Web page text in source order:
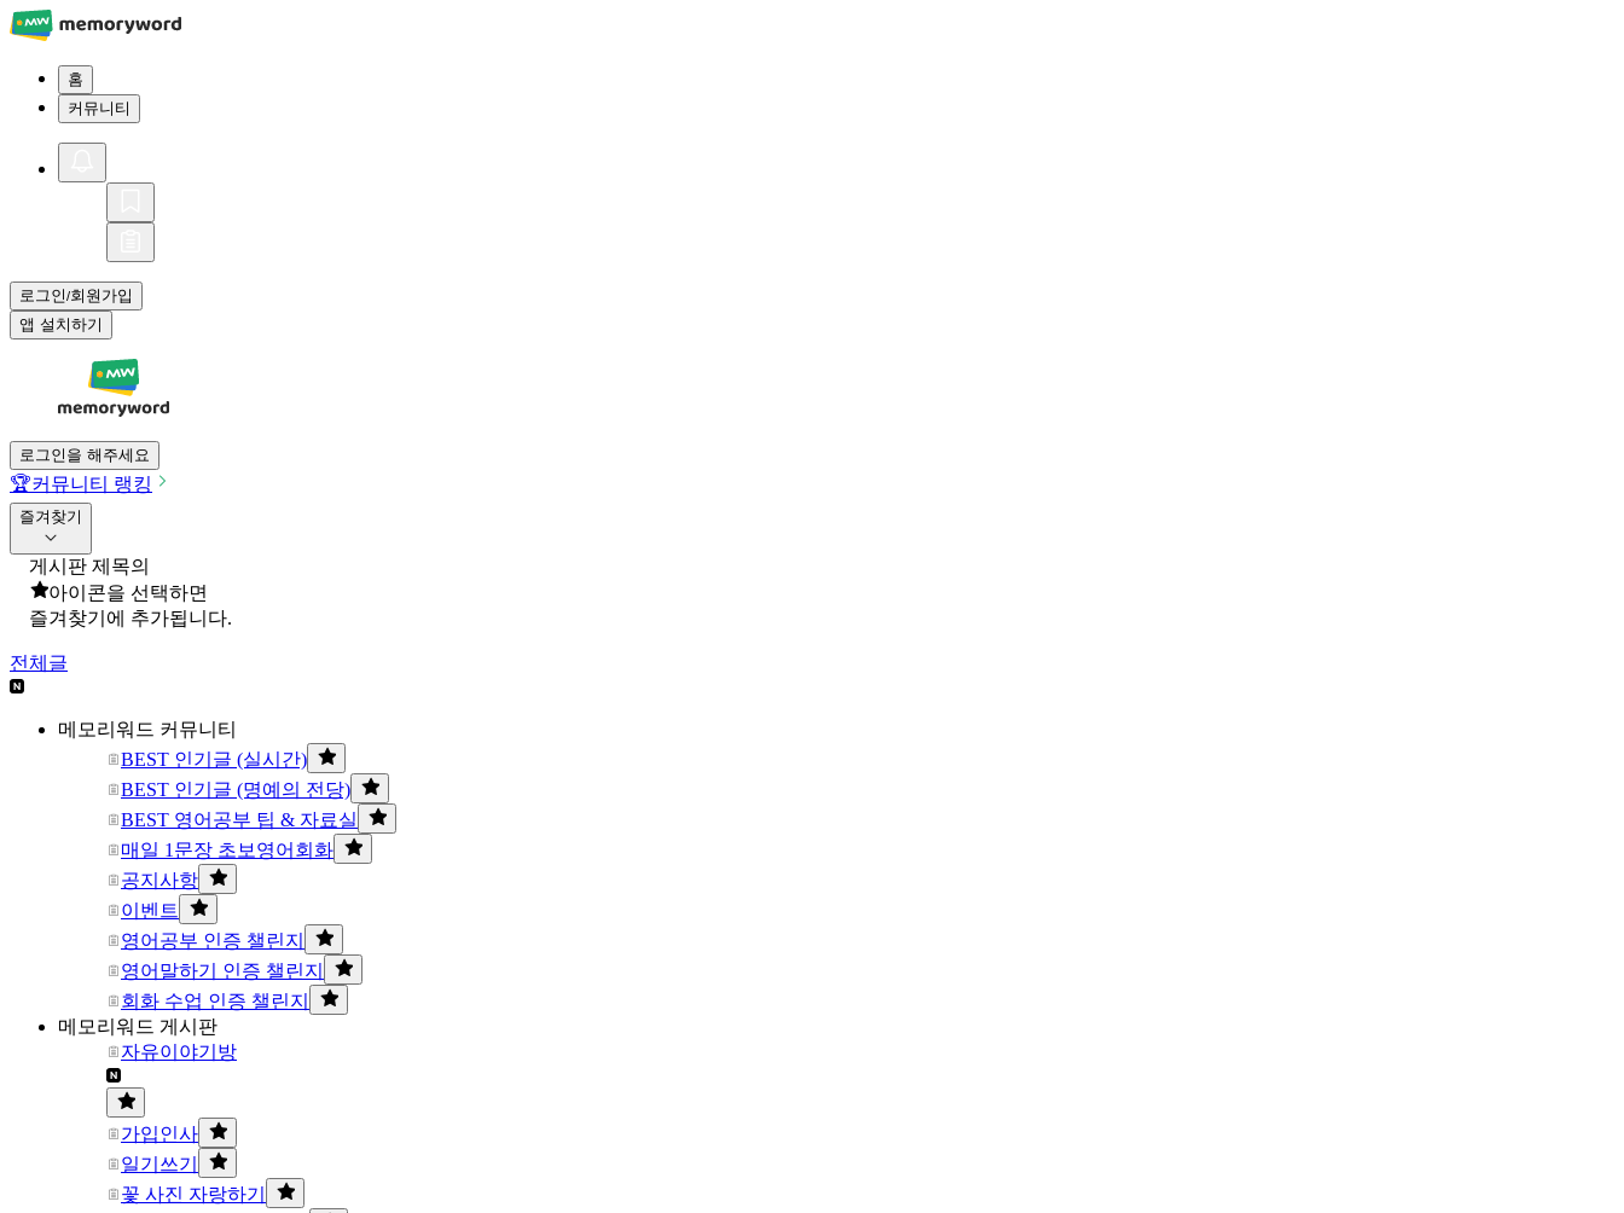
홈
커뮤니티
로그인/회원가입
앱 설치하기
로그인을 해주세요
🏆커뮤니티 랭킹
즐겨찾기
게시판 제목의
아이콘을 선택하면
즐겨찾기에 추가됩니다.
전체글
메모리워드 커뮤니티
BEST 인기글 (실시간)
BEST 인기글 (명예의 전당)
BEST 영어공부 팁 & 자료실
매일 1문장 초보영어회화
공지사항
이벤트
영어공부 인증 챌린지
영어말하기 인증 챌린지
회화 수업 인증 챌린지
메모리워드 게시판
자유이야기방
가입인사
일기쓰기
꽃 사진 자랑하기